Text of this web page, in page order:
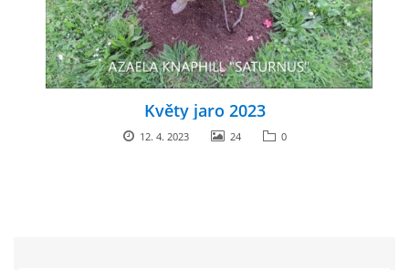
ENVIRONMENTÁLNÍ VÝCHOVA
FOTOALBUM
Květy jaro 2023
12. 4. 2023 24 0